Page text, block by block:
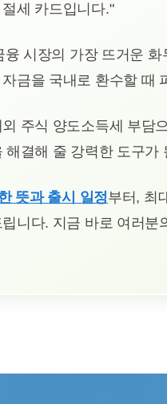
세 카드입니다."
시장의 가장 뜨거운
금을 국내로 환수할 때
주식 양도소득세 부담
해결해 줄 강력한 도구가
뜻과 출시 일정부터, 최
니다. 지금 바로 여러